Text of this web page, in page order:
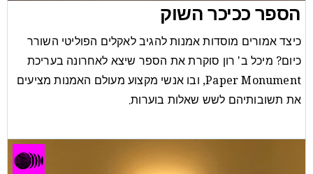
הספר ככיכר השוק
כיצד אמורים מוסדות אמנות להגיב לאקלים הפוליטי השורר
כיום? מיכל ב' רון סוקרת את הספר שיצא לאחרונה בעריכת
Paper Monument, ובו אנשי מקצוע מעולם האמנות מציעים
את תשובותיהם לשש שאלות בוערות.
מיכל ב. רון